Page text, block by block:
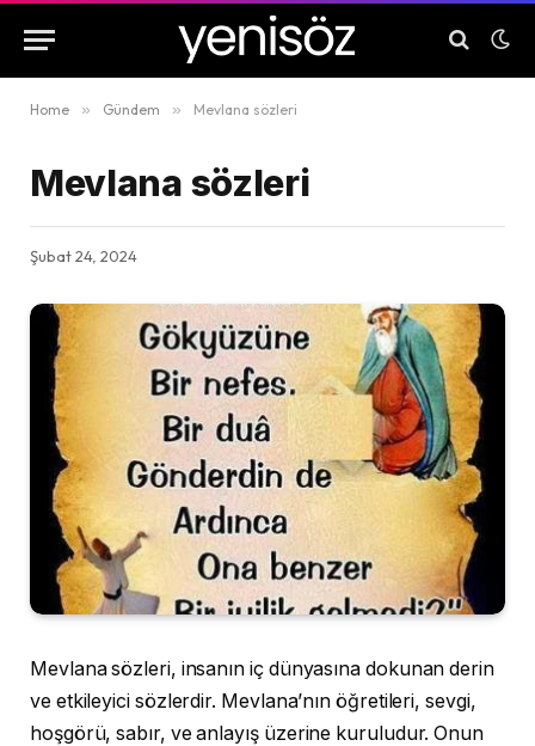
Home » Gündem » Mevlana sözleri
Mevlana sözleri
Şubat 24, 2024
Mevlana sözleri, insanın iç dünyasına dokunan derin
ve etkileyici sözlerdir. Mevlana’nın öğretileri, sevgi,
hoşgörü, sabır, ve anlayış üzerine kuruludur. Onun